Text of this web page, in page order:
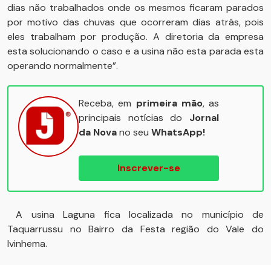
dias não trabalhados onde os mesmos ficaram parados
por motivo das chuvas que ocorreram dias atrás, pois
eles trabalham por produção. A diretoria da empresa
esta solucionando o caso e a usina não esta parada esta
operando normalmente”.
Receba, em primeira mão, as
principais notícias do Jornal
da Novano seu WhatsApp!
Inscrever-se
A usina Laguna fica localizada no município de
Taquarrussu no Bairro da Festa região do Vale do
Ivinhema.